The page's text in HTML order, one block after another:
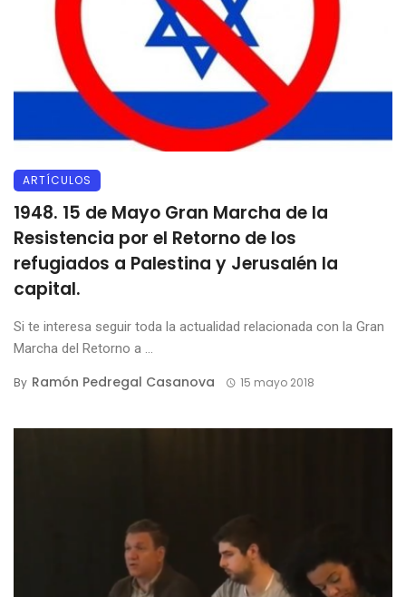
ARTÍCULOS
1948. 15 de Mayo Gran Marcha de la
Resistencia por el Retorno de los
refugiados a Palestina y Jerusalén la
capital.
Si te interesa seguir toda la actualidad relacionada con la Gran
Marcha del Retorno a ...
By Ramón Pedregal Casanova 15 mayo 2018